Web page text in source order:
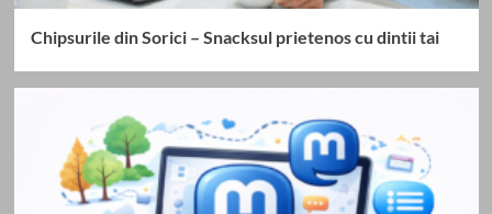
Chipsurile din Sorici – Snacksul prietenos cu dintii tai